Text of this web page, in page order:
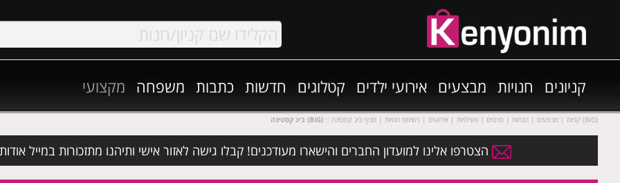
קניונים חנויות מבצעים אירועי ילדים קטלוגים חדשות כתבות משפחה מקצועי
ביג קסטינה (BIG) :: קניות | מבצעים | הנחות | סרטים | פעילויות | אירועים | רשימת חנויות | סניף ביג קסטינה (BIG)
הצטרפו אלינו למועדון החברים והישארו מעודכנים! קבלו גישה לאזור אישי ותיהנו מתזכורות במייל